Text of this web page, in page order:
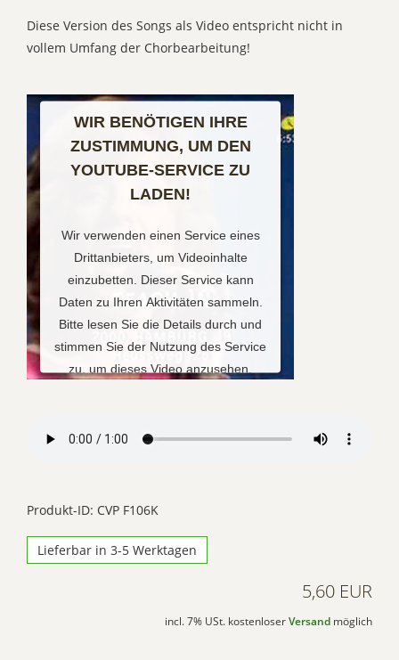
Diese Version des Songs als Video entspricht nicht in
vollem Umfang der Chorbearbeitung!
WIR BENÖTIGEN IHRE
ZUSTIMMUNG, UM DEN
YOUTUBE-SERVICE ZU
LADEN!
Wir verwenden einen Service eines
Drittanbieters, um Videoinhalte
einzubetten. Dieser Service kann
Daten zu Ihren Aktivitäten sammeln.
Bitte lesen Sie die Details durch und
stimmen Sie der Nutzung des Service
zu, um dieses Video anzusehen.
Powered by Usercentrics Consent
Produkt-ID: CVP F106K
Lieferbar in 3-5 Werktagen
5,60 EUR
incl. 7% USt. kostenloser Versand möglich